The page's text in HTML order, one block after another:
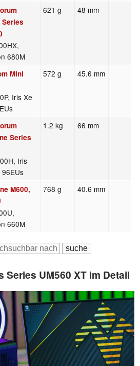
Series
680M
621 g 48 mm
Mini
Iris Xe
572 g 45.6 mm
Series
Iris
1.2 kg 66 mm
M600,
660M
768 g 40.6 mm
Series UM560 XT im Detail